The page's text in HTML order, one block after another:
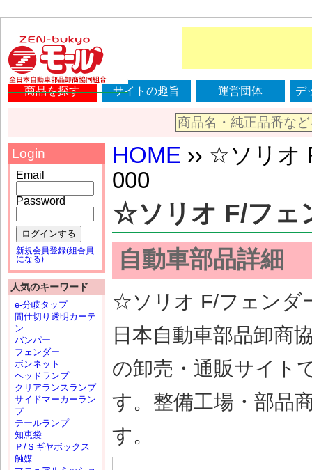
商品を探す サイトの趣旨 運営団体 デ
HOME ›› ☆ソリオ
000
☆ソリオ F/フェ
自動車部品詳細
☆ソリオ F/フェンダ
日本自動車部品卸商
の卸売・通販サイト
す。整備工場・部品
す。
Login
Email
Password
ログインする
新規会員登録(組合員
になる)
人気のキーワード
e-分岐タップ
間仕切り透明カーテ
ン
バンパー
フェンダー
ボンネット
ヘッドランプ
クリアランスランプ
サイドマーカーラン
プ
テールランプ
知恵袋
Ｐ/Ｓギヤボックス
触媒